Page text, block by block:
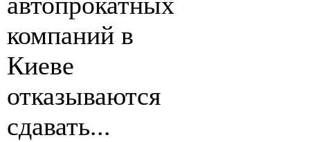
компаний в
Киеве
отказываются
сдавать...